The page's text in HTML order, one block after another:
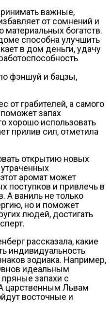
важные,
от сомнений и
материальных богатств.
способна улучшить
в дом деньги, удачу
фэншуй и бацзы,
от грабителей, а самого
запах
хорошо использовать
прилив сил, отметила
открытию новых
аромат может
поступков и привлечь в
ваниль не только
но и поможет
людей, достигать
рассказала, какие
индивидуальность
зодиака. Например,
идеальным
запахи с
царственным Львам
восточные и